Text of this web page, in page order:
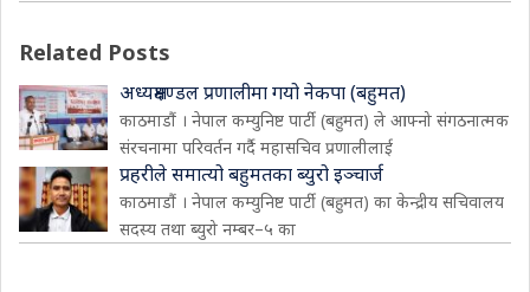
Related Posts
अध्यक्षमण्डल प्रणालीमा गयो नेकपा (बहुमत)
काठमाडौं । नेपाल कम्युनिष्ट पार्टी (बहुमत) ले आफ्नो संगठनात्मक
संरचनामा परिवर्तन गर्दै महासचिव प्रणालीलाई
प्रहरीले समात्यो बहुमतका ब्युरो इञ्चार्ज
काठमाडौं । नेपाल कम्युनिष्ट पार्टी (बहुमत) का केन्द्रीय सचिवालय
सदस्य तथा ब्युरो नम्बर–५ का